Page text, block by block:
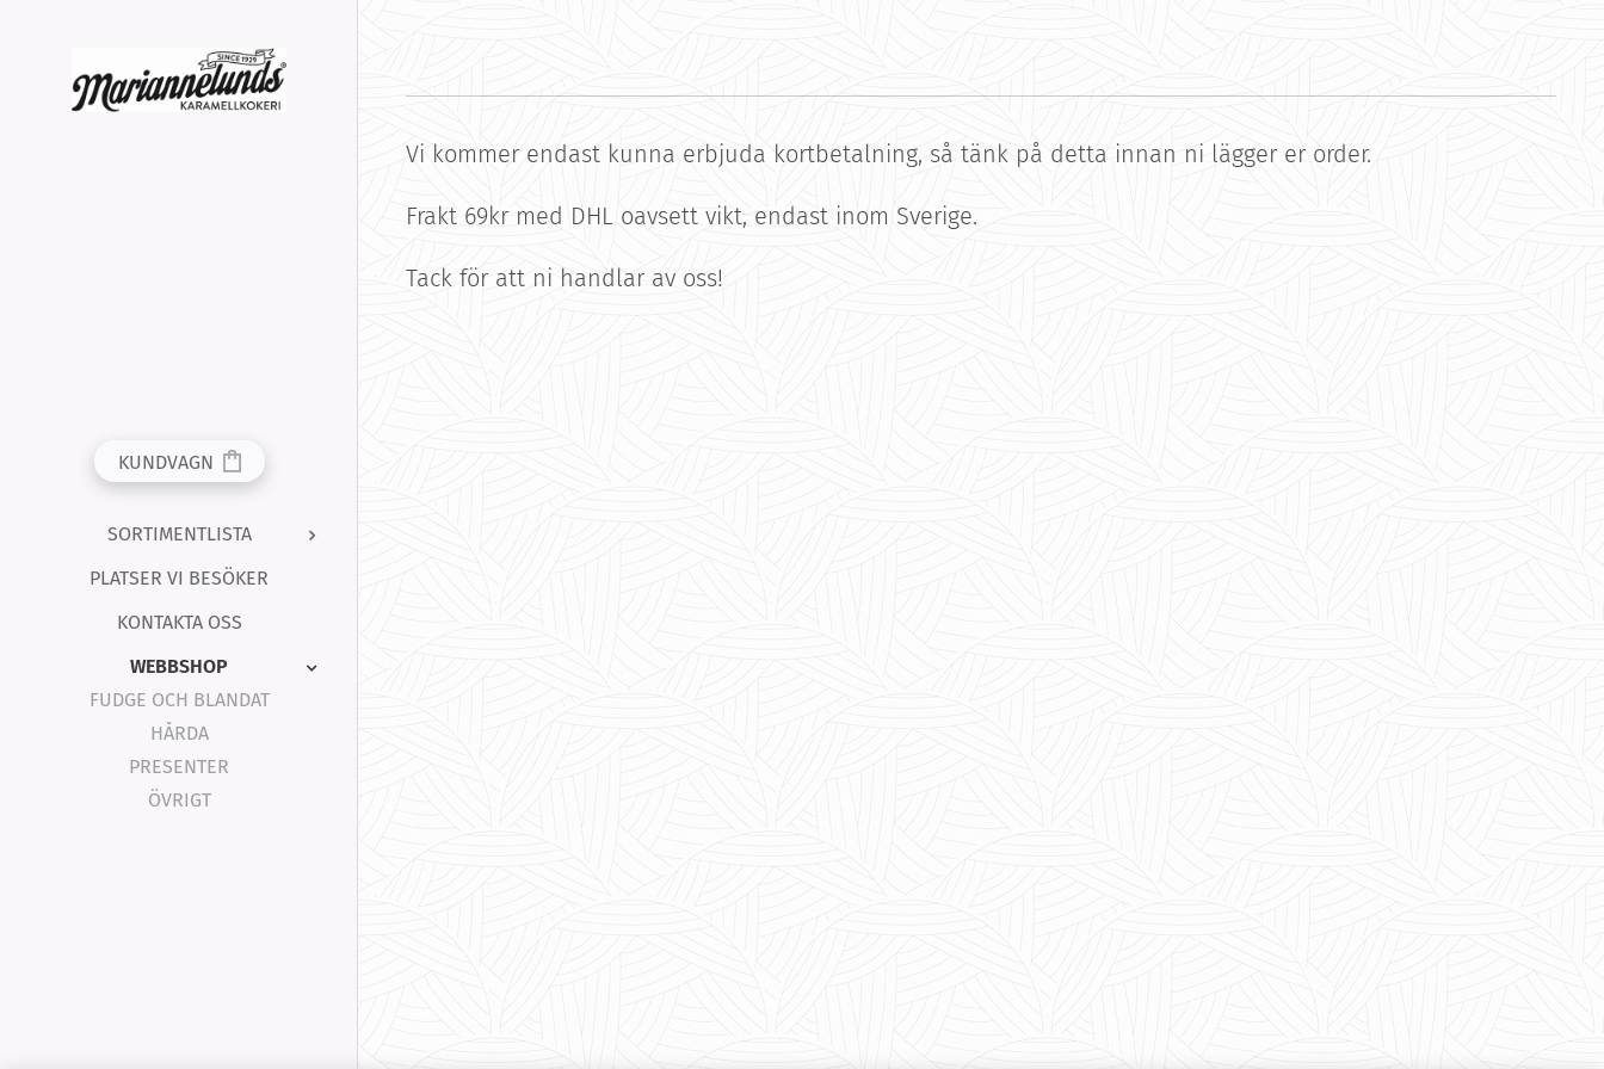
KUNDVAGN
SORTIMENTLISTA
PLATSER VI BESÖKER
KONTAKTA OSS
WEBBSHOP
FUDGE OCH BLANDAT
HÅRDA
PRESENTER
ÖVRIGT
Vi kommer endast kunna erbjuda kortbetalning, så tänk på detta innan ni lägger er order.
Frakt 69kr med DHL oavsett vikt, endast inom Sverige.
Tack för att ni handlar av oss!